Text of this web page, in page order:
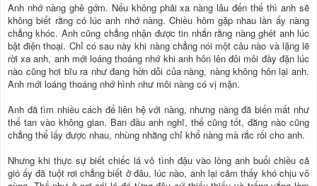
Anh nhớ nàng ghê gớm. Nếu không phải xa nàng lâu đến thế thì anh sẽ
không biết rằng có lúc anh nhớ nàng. Chiều hôm gặp nhau lần ấy nàng
chẳng khóc. Anh cũng chẳng nhận được tin nhắn rằng nàng ghét anh lúc
bật điện thoại. Chỉ có sau này khi nàng chẳng nói một câu nào và lặng lẽ
rời xa anh, anh mới loáng thoáng nhớ khi anh hôn lên đôi môi đầy đặn lúc
nào cũng hơi bĩu ra như đang hờn dỗi của nàng, nàng không hôn lại anh.
Anh mới loáng thoáng nhớ hình như môi nàng có vị mặn.
Anh đã tìm nhiều cách để liên hệ với nàng, nhưng nàng đã biến mất như
thể tan vào không gian. Ban đầu anh nghĩ, thế cũng tốt, đằng nào cũng
chẳng thể lấy được nhau, nhùng nhằng chỉ khổ nàng mà rắc rối cho anh.
Nhưng khi thực sự biết chiếc lá vô tình đậu vào lòng anh buổi chiều cả
gió ấy đã tuột rơi chẳng biết ở đâu, lúc nào, anh lại cảm thấy khó chịu vô